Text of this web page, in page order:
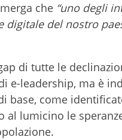
che “uno degli
digitale del nostro
di tutte le
e-leadership, ma è
base, come
al lumicino le